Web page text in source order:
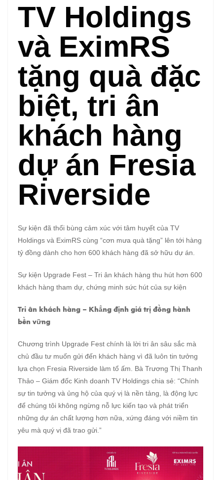
TV Holdings
và EximRS
tặng quà đặc
biệt, tri ân
khách hàng
dự án Fresia
Riverside
Sự kiện đã thổi bùng cảm xúc với tâm huyết của TV
Holdings và EximRS cùng “cơn mưa quà tặng” lên tới hàng
tỷ đồng dành cho hơn 600 khách hàng đã sở hữu dự án.
Sự kiện Upgrade Fest – Tri ân khách hàng thu hút hơn 600
khách hàng tham dự, chứng minh sức hút của sự kiện
Tri ân khách hàng – Khẳng định giá trị đồng hành
bền vững
Chương trình Upgrade Fest chính là lời tri ân sâu sắc mà
chủ đầu tư muốn gửi đến khách hàng vì đã luôn tin tưởng
lựa chọn Fresia Riverside làm tổ ấm. Bà Trương Thị Thanh
Thảo – Giám đốc Kinh doanh TV Holdings chia sẻ: “Chính
sự tin tưởng và ủng hộ của quý vị là nền tảng, là động lực
để chúng tôi không ngừng nỗ lực kiến tạo và phát triển
những dự án chất lượng hơn nữa, xứng đáng với niềm tin
yêu mà quý vị đã trao gửi.”